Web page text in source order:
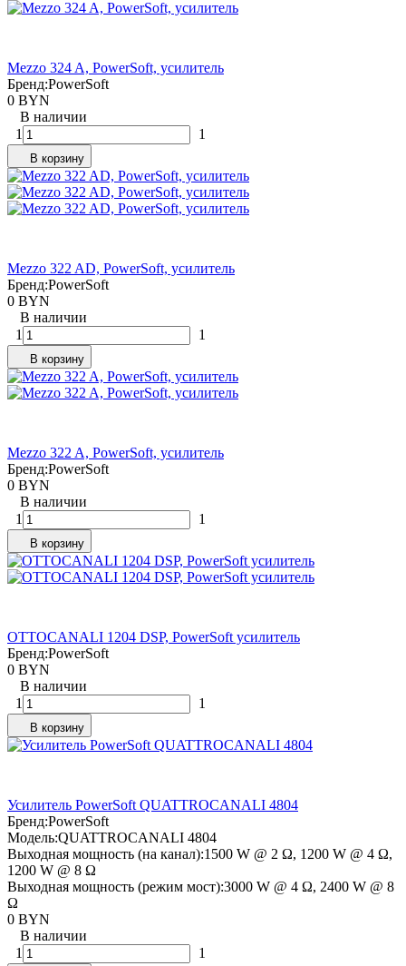
Mezzo 324 A, PowerSoft, усилитель
Бренд:PowerSoft
0 BYN
В наличии
1
1
В корзину
Mezzo 322 AD, PowerSoft, усилитель
Бренд:PowerSoft
0 BYN
В наличии
1
1
В корзину
Mezzo 322 A, PowerSoft, усилитель
Бренд:PowerSoft
0 BYN
В наличии
1
1
В корзину
OTTOCANALI 1204 DSP, PowerSoft усилитель
Бренд:PowerSoft
0 BYN
В наличии
1
1
В корзину
Усилитель PowerSoft QUATTROCANALI 4804
Бренд:PowerSoft
Модель:QUATTROCANALI 4804
Выходная мощность (на канал):1500 W @ 2 Ω, 1200 W @ 4 Ω,
1200 W @ 8 Ω
Выходная мощность (режим мост):3000 W @ 4 Ω, 2400 W @ 8
Ω
0 BYN
В наличии
1
1